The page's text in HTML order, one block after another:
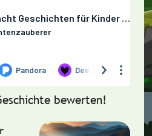
bewerten!